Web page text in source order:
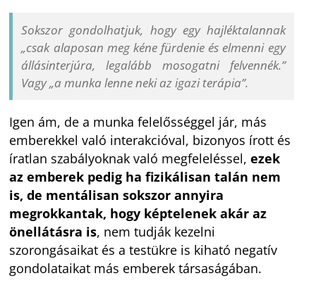
Sokszor gondolhatjuk, hogy egy hajléktalannak
„csak alaposan meg kéne fürdenie és elmenni egy
állásinterjúra, legalább mosogatni felvennék.”
Vagy „a munka lenne neki az igazi terápia”.
Igen ám, de a munka felelősséggel jár, más
emberekkel való interakcióval, bizonyos írott és
íratlan szabályoknak való megfeleléssel,ezek
az emberek pedig ha fizikálisan talán nem
is, de mentálisan sokszor annyira
megrokkantak, hogy képtelenek akár az
önellátásra is, nem tudják kezelni
szorongásaikat és a testükre is kiható negatív
gondolataikat más emberek társaságában.